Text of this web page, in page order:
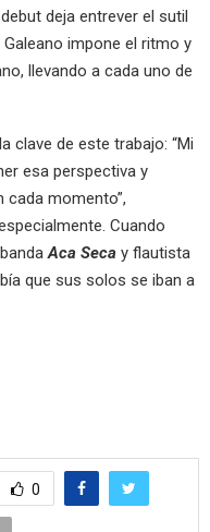
deja entrever el sutil
impone el ritmo y
llevando a cada uno de
clave de este trabajo: “Mi
esa perspectiva y
cada momento”,
Cuando
Aca Seca y flautista
que sus solos se iban a
0